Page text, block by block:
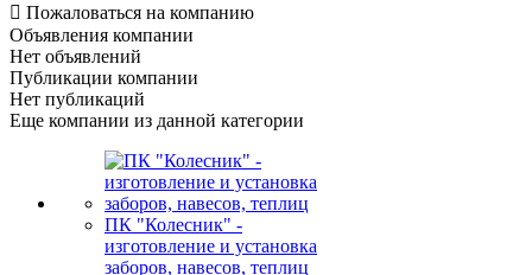
 Пожаловаться на компанию
Объявления компании
Нет объявлений
Публикации компании
Нет публикаций
Еще компании из данной категории
ПК "Колесник" -
изготовление и установка
заборов, навесов, теплиц